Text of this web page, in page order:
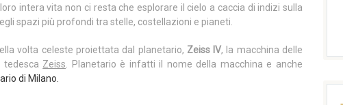
intera vita non ci resta che esplorare il cielo a caccia di indizi sulla
spazi più profondi tra stelle, costellazioni e pianeti.
volta celeste proiettata dal planetario, Zeiss IV, la macchina delle
tedesca Zeiss . Planetario è infatti il nome della macchina e anche
di Milano.